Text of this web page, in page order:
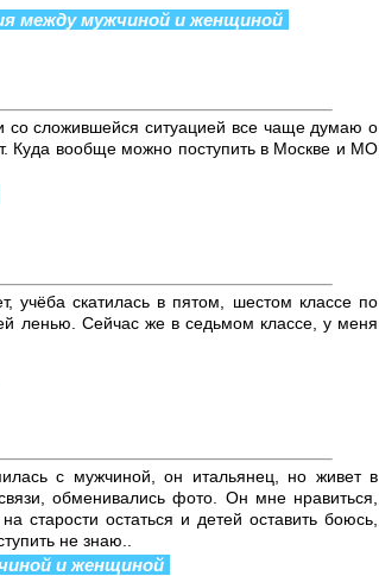
между мужчиной и женщиной
со сложившейся ситуацией все чаще думаю о
Куда вообще можно поступить в Москве и МО
скатилась в пятом, шестом классе по
ленью. Сейчас же в седьмом классе, у меня
с мужчиной, он итальянец, но живет в
обменивались фото. Он мне нравиться,
старости остаться и детей оставить боюсь,
не знаю..
и женщиной